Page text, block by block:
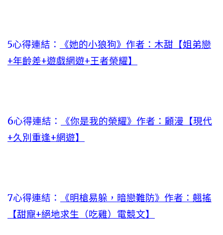
5心得連結：
《她的小狼狗》作者：木甜【姐弟戀
+年齡差+遊戲網遊+王者榮耀】
6心得連結：
《你是我的榮耀》作者：顧漫【現代
+久別重逢+網遊】
7心得連結：
《明槍易躲，暗戀難防》作者：翹搖
【甜寵+絕地求生（吃雞）電競文】